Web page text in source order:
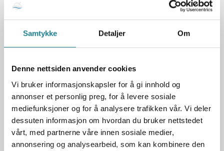
Samtykke Detaljer Om
Denne nettsiden anvender cookies
Vi bruker informasjonskapsler for å gi innhold og
annonser et personlig preg, for å levere sosiale
mediefunksjoner og for å analysere trafikken vår. Vi deler
dessuten informasjon om hvordan du bruker nettstedet
vårt, med partnerne våre innen sosiale medier,
annonsering og analysearbeid, som kan kombinere den